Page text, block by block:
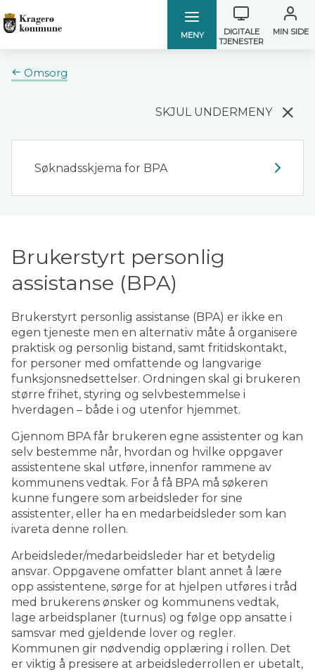
Kragerø
kommune
Kragerø
kommune
DIGITALE
TJENESTER
MIN SIDE
MENY
Du
er
Omsorg
SKJUL UNDERMENY
Søknadsskjema for BPA
Brukerstyrt personlig
assistanse (BPA)
Brukerstyrt personlig assistanse (BPA) er ikke en
egen tjeneste men en alternativ måte å organisere
praktisk og personlig bistand, samt fritidskontakt,
for personer med omfattende og langvarige
funksjonsnedsettelser. Ordningen skal gi brukeren
større frihet, styring og selvbestemmelse i
hverdagen – både i og utenfor hjemmet.
Gjennom BPA får brukeren egne assistenter og kan
selv bestemme når, hvordan og hvilke oppgaver
assistentene skal utføre, innenfor rammene av
kommunens vedtak. For å få BPA må søkeren
kunne fungere som arbeidsleder for sine
assistenter, eller ha en medarbeidsleder som kan
ivareta denne rollen.
Arbeidsleder/medarbeidsleder har et betydelig
ansvar. Oppgavene omfatter blant annet å lære
opp assistentene, sørge for at hjelpen utføres i tråd
med brukerens ønsker og kommunens vedtak,
lage arbeidsplaner (turnus) og følge opp ansatte i
samsvar med gjeldende lover og regler.
Kommunen gir nødvendig opplæring i rollen. Det
er viktig å presisere at arbeidslederrollen er ubetalt,